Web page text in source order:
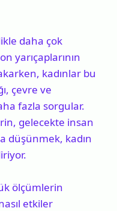
daha çok
yarıçaplarının
kadınlar bu
çevre ve
fazla sorgular.
gelecekte insan
düşünmek, kadın
ölçümlerin
etkiler